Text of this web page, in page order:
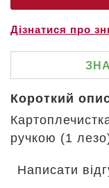
Дізнатися про
Короткий
ручкою (1
Написати